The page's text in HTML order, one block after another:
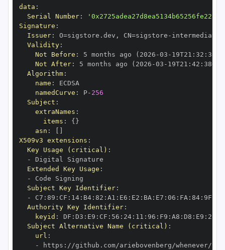
data :
Serial Number:
Signature :
Issuer: O=sigstore.dev , CN=sigstore -
Validity:
Not Before : 5 months ago (2026 -03 - 19T21 : 32 :
Not After: 5 months ago (2026 -03 - 19T21 : 42 : 38+00
Algorithm:
name :
namedCurve : P- 256
Subject :
extraNames :
items : { }
asn :
X509v3 extensions :
Key Usage (critical) :
-
Extended Key Usage :
-
Subject Key Identifier:
-
C7 : 89 : CF : 14: B4: 82 : A1 : E6 : E2 : BA : E7 : 06 : FA : 84: 9F
Authority Key Identifier:
keyid : DF : D3 : E9 : CF : 56 : 24: 11 : 96 : F9 : A8 : D8 : E9 : 28
Subject Alternative Name (critical) :
url :
-
https :